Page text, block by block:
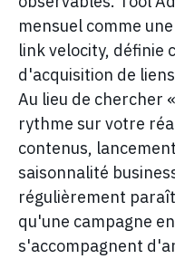
mensuel comme
link velocity, définie
d'acquisition de
Au lieu de chercher
rythme sur votre
contenus,
saisonnalité
régulièrement
qu'une campagne
s'accompagnent